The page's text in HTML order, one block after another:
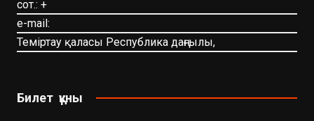
сот.: +
e-mail:
Теміртау қаласы Республика даңғылы,
Билет құны